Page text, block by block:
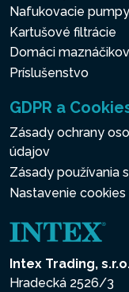
Nafukovacie pumpy
Kartušové filtrácie
Domáci
Príslušenstvo
GDPR a
Zásady ochrany
údajov
Zásady používania
Nastavenie cookies
Intex Trading,
Hradecká 2526/3